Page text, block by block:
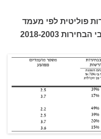
פוליטית לפי מעמד
2018-2003